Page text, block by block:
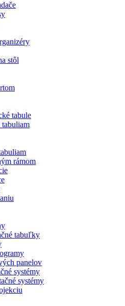
stôl
tabule
rámom
tabuľky
panelov
systémy
systémy